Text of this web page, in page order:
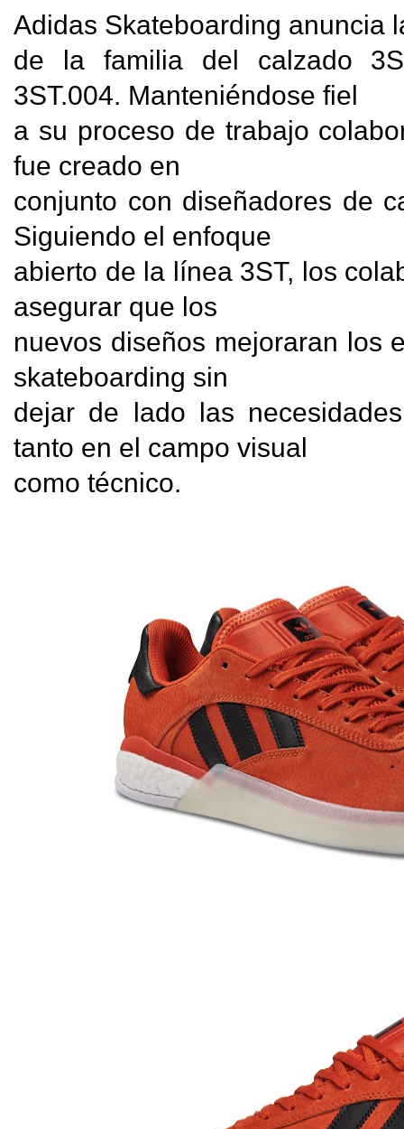
Adidas Skateboarding anuncia
de la familia del calzado
3ST.004. Manteniéndose fiel
a su proceso de trabajo
fue creado en
conjunto con diseñadores de
Siguiendo el enfoque
abierto de la línea 3ST, los
asegurar que los
nuevos diseños mejoraran los
skateboarding sin
dejar de lado las
tanto en el campo visual
como técnico.